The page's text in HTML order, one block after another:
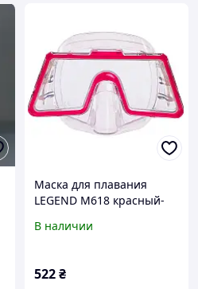
Маска для плавания
LEGEND M618 красный-
В наличии
522₴